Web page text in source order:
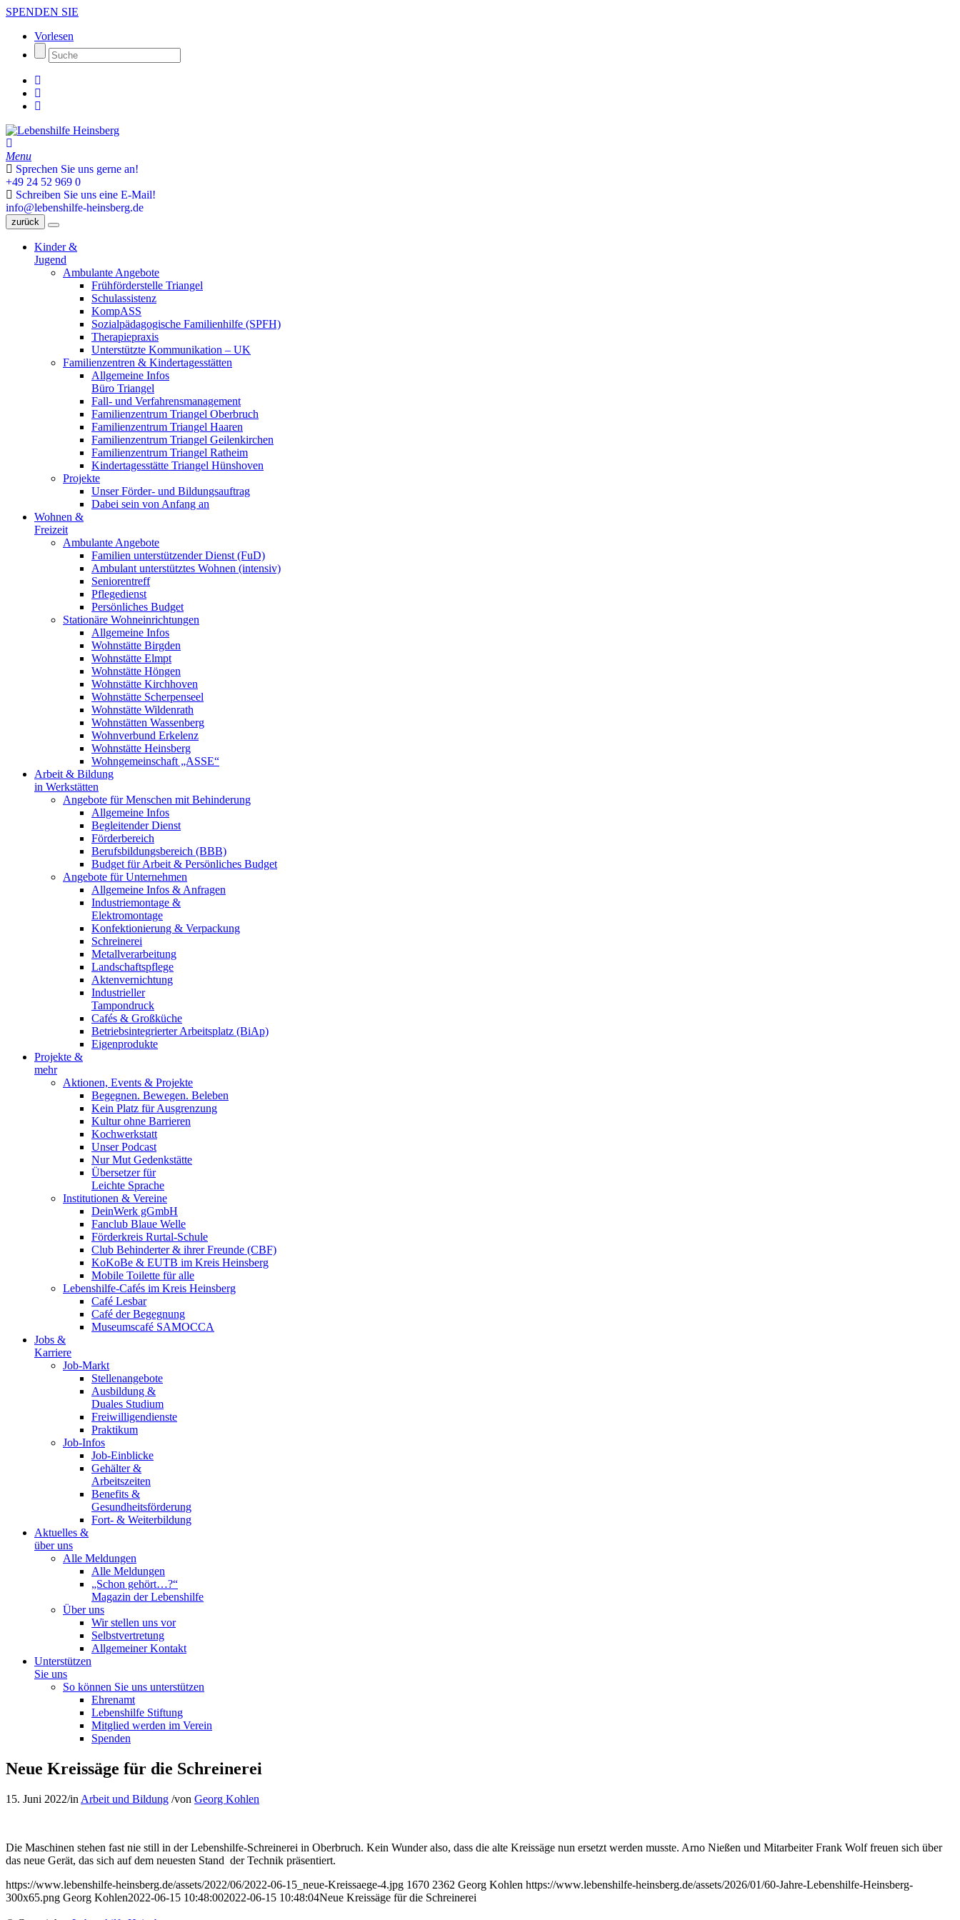
SPENDEN SIE
Vorlesen
Menu
Sprechen Sie uns gerne an!
+49 24 52 969 0
Schreiben Sie uns eine E-Mail!
info@lebenshilfe-heinsberg.de
zurück
Kinder &
Jugend
Ambulante Angebote
Frühförderstelle Triangel
Schulassistenz
KompASS
Sozialpädagogische Familienhilfe (SPFH)
Therapiepraxis
Unterstützte Kommunikation – UK
Familienzentren & Kindertagesstätten
Allgemeine Infos
Büro Triangel
Fall- und Verfahrensmanagement
Familienzentrum Triangel Oberbruch
Familienzentrum Triangel Haaren
Familienzentrum Triangel Geilenkirchen
Familienzentrum Triangel Ratheim
Kindertagesstätte Triangel Hünshoven
Projekte
Unser Förder- und Bildungsauftrag
Dabei sein von Anfang an
Wohnen &
Freizeit
Ambulante Angebote
Familien unterstützender Dienst (FuD)
Ambulant unterstütztes Wohnen (intensiv)
Seniorentreff
Pflegedienst
Persönliches Budget
Stationäre Wohneinrichtungen
Allgemeine Infos
Wohnstätte Birgden
Wohnstätte Elmpt
Wohnstätte Höngen
Wohnstätte Kirchhoven
Wohnstätte Scherpenseel
Wohnstätte Wildenrath
Wohnstätten Wassenberg
Wohnverbund Erkelenz
Wohnstätte Heinsberg
Wohngemeinschaft „ASSE“
Arbeit & Bildung
in Werkstätten
Angebote für Menschen mit Behinderung
Allgemeine Infos
Begleitender Dienst
Förderbereich
Berufsbildungsbereich (BBB)
Budget für Arbeit & Persönliches Budget
Angebote für Unternehmen
Allgemeine Infos & Anfragen
Industriemontage &
Elektromontage
Konfektionierung & Verpackung
Schreinerei
Metallverarbeitung
Landschaftspflege
Aktenvernichtung
Industrieller
Tampondruck
Cafés & Großküche
Betriebsintegrierter Arbeitsplatz (BiAp)
Eigenprodukte
Projekte &
mehr
Aktionen, Events & Projekte
Begegnen. Bewegen. Beleben
Kein Platz für Ausgrenzung
Kultur ohne Barrieren
Kochwerkstatt
Unser Podcast
Nur Mut Gedenkstätte
Übersetzer für
Leichte Sprache
Institutionen & Vereine
DeinWerk gGmbH
Fanclub Blaue Welle
Förderkreis Rurtal-Schule
Club Behinderter & ihrer Freunde (CBF)
KoKoBe & EUTB im Kreis Heinsberg
Mobile Toilette für alle
Lebenshilfe-Cafés im Kreis Heinsberg
Café Lesbar
Café der Begegnung
Museumscafé SAMOCCA
Jobs &
Karriere
Job-Markt
Stellenangebote
Ausbildung &
Duales Studium
Freiwilligendienste
Praktikum
Job-Infos
Job-Einblicke
Gehälter &
Arbeitszeiten
Benefits &
Gesundheitsförderung
Fort- & Weiterbildung
Aktuelles &
über uns
Alle Meldungen
Alle Meldungen
„Schon gehört…?“
Magazin der Lebenshilfe
Über uns
Wir stellen uns vor
Selbstvertretung
Allgemeiner Kontakt
Unterstützen
Sie uns
So können Sie uns unterstützen
Ehrenamt
Lebenshilfe Stiftung
Mitglied werden im Verein
Spenden
Neue Kreissäge für die Schreinerei
15. Juni 2022/in Arbeit und Bildung /von Georg Kohlen
Die Maschinen stehen fast nie still in der Lebenshilfe-Schreinerei in Oberbruch. Kein Wunder also, dass die alte Kreissäge nun ersetzt werden musste. Arno Nießen und Mitarbeiter Frank Wolf freuen sich über
das neue Gerät, das sich auf dem neuesten Stand der Technik präsentiert.
https://www.lebenshilfe-heinsberg.de/assets/2022/06/2022-06-15_neue-Kreissaege-4.jpg 1670 2362 Georg Kohlen https://www.lebenshilfe-heinsberg.de/assets/2026/01/60-Jahre-Lebenshilfe-Heinsberg-
300x65.png Georg Kohlen2022-06-15 10:48:002022-06-15 10:48:04Neue Kreissäge für die Schreinerei